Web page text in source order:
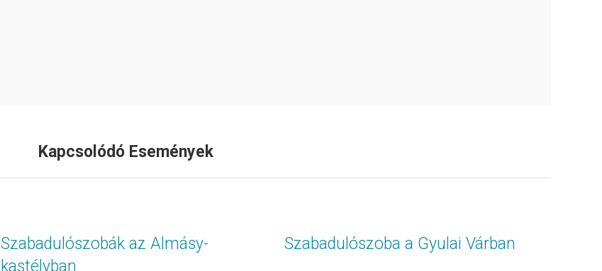
Kapcsolódó Események
Szabadulószobák az Almásy-
kastélyban
Szabadulószoba a Gyulai Várban